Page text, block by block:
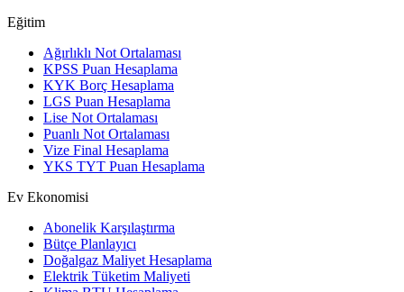
Eğitim
Ağırlıklı Not Ortalaması
KPSS Puan Hesaplama
KYK Borç Hesaplama
LGS Puan Hesaplama
Lise Not Ortalaması
Puanlı Not Ortalaması
Vize Final Hesaplama
YKS TYT Puan Hesaplama
Ev Ekonomisi
Abonelik Karşılaştırma
Bütçe Planlayıcı
Doğalgaz Maliyet Hesaplama
Elektrik Tüketim Maliyeti